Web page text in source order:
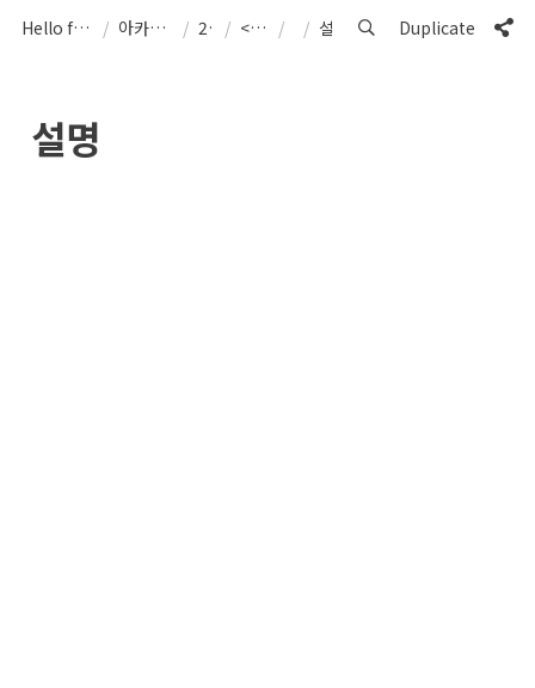
Hello from Cosmo40 / 아카이브 ArCHIVe / 2021 / <산울림> / / Duplicate
설명